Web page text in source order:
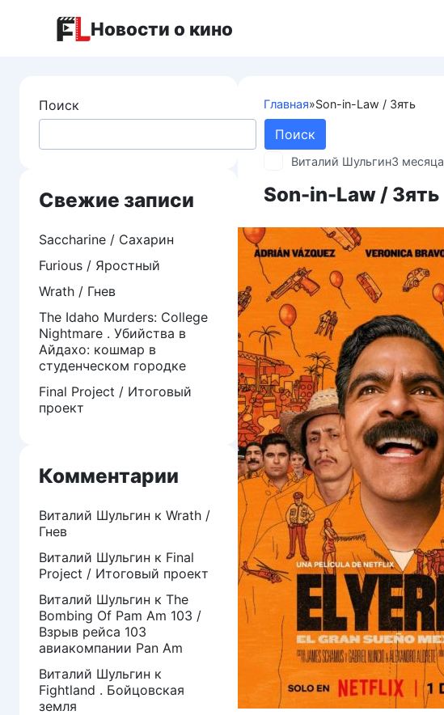
Новости о кино
Главная»Son-in-Law / Зять
Виталий Шульгин3 месяца
Son-in-Law / Зять
Поиск
Поиск
Свежие записи
Saccharine / Сахарин
Furious / Яростный
Wrath / Гнев
The Idaho Murders: College
Nightmare . Убийства в
Айдахо: кошмар в
студенческом городке
Final Project / Итоговый
проект
Комментарии
Виталий Шульгин к Wrath /
Гнев
Виталий Шульгин к Final
Project / Итоговый проект
Виталий Шульгин к The
Bombing Of Pam Am 103 /
Взрыв рейса 103
авиакомпании Pan Am
Виталий Шульгин к
Fightland . Бойцовская
земля